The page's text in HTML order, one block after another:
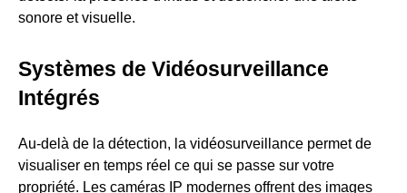
sonore et visuelle.
Systèmes de Vidéosurveillance
Intégrés
Au-delà de la détection, la vidéosurveillance permet de
visualiser en temps réel ce qui se passe sur votre
propriété. Les caméras IP modernes offrent des images